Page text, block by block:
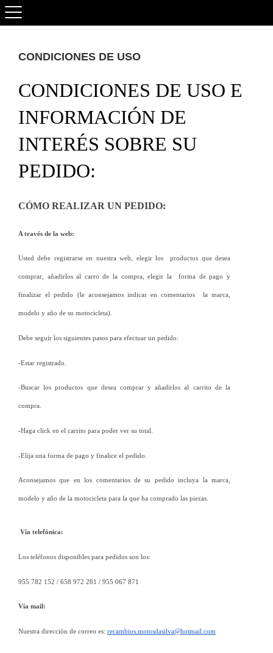
CONDICIONES DE USO
CONDICIONES DE USO E
INFORMACIÓN DE
INTERÉS SOBRE SU
PEDIDO:
CÓMO REALIZAR UN PEDIDO:
A través de la web:
Usted debe registrarse en nuestra web, elegir los  productos que desea
comprar, añadirlos al carro de la compra, elegir la  forma de pago y
finalizar el pedido (le aconsejamos indicar en comentarios  la marca,
modelo y año de su motocicleta).
Debe seguir los siguientes pasos para efectuar un pedido:
-Estar registrado.
-Buscar los productos que desea comprar y añadirlos al carrito de la
compra.
-Haga click en el carrito para poder ver su total.
-Elija una forma de pago y finalice el pedido.
Aconsejamos que en los comentarios de su pedido incluya la marca,
modelo y año de la motocicleta para la que ha comprado las piezas.
Vía telefónica:
Los teléfonos disponibles para pedidos son los:
955 782 152 / 658 972 281 / 955 067 871
Vía mail:
Nuestra dirección de correo es: recambios.motosdasilva@hotmail.com